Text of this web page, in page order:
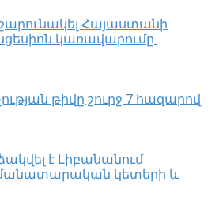
Հայաստանի
կառավարումը.
թիվը շուրջ 7 հազարով
է Լիբանանում
կետերի և